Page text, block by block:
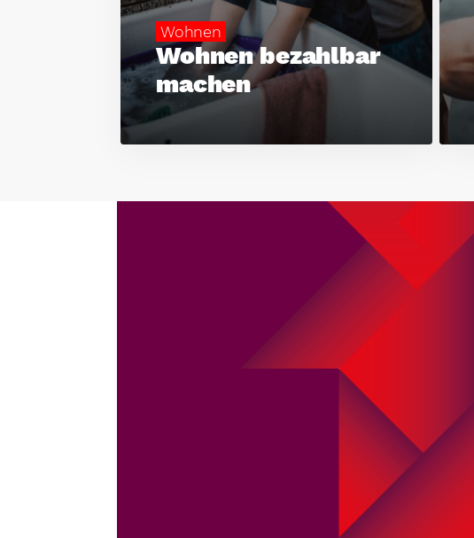
Wohnen
Wohnen bezahlbar
machen